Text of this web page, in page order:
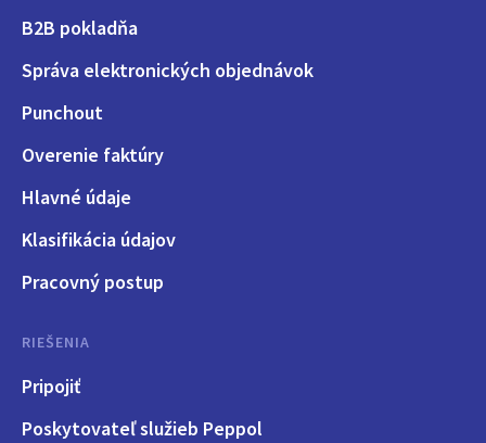
B2B pokladňa
Správa elektronických objednávok
Punchout
Overenie faktúry
Hlavné údaje
Klasifikácia údajov
Pracovný postup
RIEŠENIA
Pripojiť
Poskytovateľ služieb Peppol